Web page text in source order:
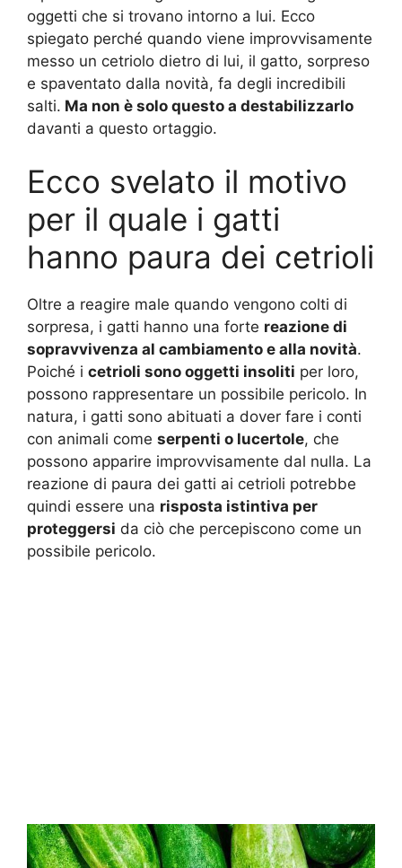
oggetti che si trovano intorno a lui. Ecco
spiegato perché quando viene improvvisamente
messo un cetriolo dietro di lui, il gatto, sorpreso
e spaventato dalla novità, fa degli incredibili
salti. Ma non è solo questo a destabilizzarlo
davanti a questo ortaggio.
Ecco svelato il motivo
per il quale i gatti
hanno paura dei cetrioli
Oltre a reagire male quando vengono colti di
sorpresa, i gatti hanno una forte reazione di
sopravvivenza al cambiamento e alla novità.
Poiché i cetrioli sono oggetti insoliti per loro,
possono rappresentare un possibile pericolo. In
natura, i gatti sono abituati a dover fare i conti
con animali come serpenti o lucertole, che
possono apparire improvvisamente dal nulla. La
reazione di paura dei gatti ai cetrioli potrebbe
quindi essere una risposta istintiva per
proteggersi da ciò che percepiscono come un
possibile pericolo.